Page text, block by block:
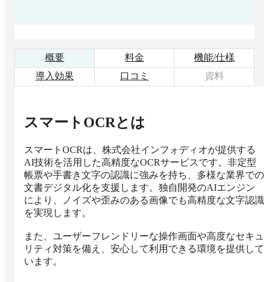
概要 料金
機能/仕様
導入効果
口コミ 資料
スマートOCRとは
スマートOCRは、株式会社インフォディオが提供する
AI技術を活用した高精度なOCRサービスです。非定型
帳票や手書き文字の認識に強みを持ち、多様な業界での
文書デジタル化を支援します。独自開発のAIエンジン
により、ノイズや歪みのある画像でも高精度な文字認識
を実現します。
また、ユーザーフレンドリーな操作画面や高度なセキュ
リティ対策を備え、安心して利用できる環境を提供して
います。